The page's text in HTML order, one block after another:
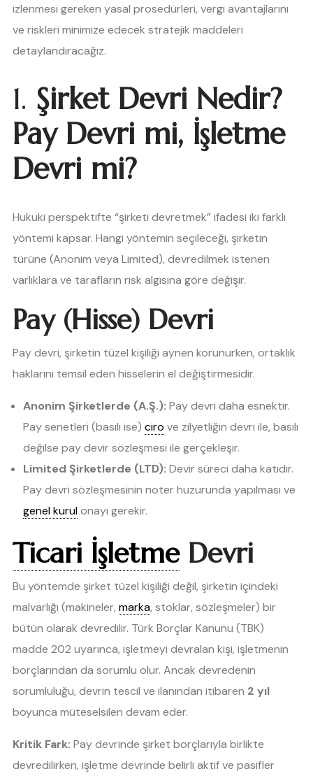
izlenmesi gereken yasal prosedürleri, vergi avantajlarını
ve riskleri minimize edecek stratejik maddeleri
detaylandıracağız.
1. Şirket Devri Nedir?
Pay Devri mi, İşletme
Devri mi?
Hukuki perspektifte “şirketi devretmek” ifadesi iki farklı
yöntemi kapsar. Hangi yöntemin seçileceği, şirketin
türüne (Anonim veya Limited), devredilmek istenen
varlıklara ve tarafların risk algısına göre değişir.
Pay (Hisse) Devri
Pay devri, şirketin tüzel kişiliği aynen korunurken, ortaklık
haklarını temsil eden hisselerin el değiştirmesidir.
Anonim Şirketlerde (A.Ş.): Pay devri daha esnektir.
Pay senetleri (basılı ise) ciro ve zilyetliğin devri ile, basılı
değilse pay devir sözleşmesi ile gerçekleşir.
Limited Şirketlerde (LTD): Devir süreci daha katıdır.
Pay devri sözleşmesinin noter huzurunda yapılması ve
genel kurulonayı gerekir.
Ticari İşletmeDevri
Bu yöntemde şirket tüzel kişiliği değil, şirketin içindeki
malvarlığı (makineler, marka, stoklar, sözleşmeler) bir
bütün olarak devredilir. Türk Borçlar Kanunu (TBK)
madde 202 uyarınca, işletmeyi devralan kişi, işletmenin
borçlarından da sorumlu olur. Ancak devredenin
sorumluluğu, devrin tescil ve ilanından itibaren 2 yıl
boyunca müteselsilen devam eder.
Kritik Fark: Pay devrinde şirket borçlarıyla birlikte
devredilirken, işletme devrinde belirli aktif ve pasifler